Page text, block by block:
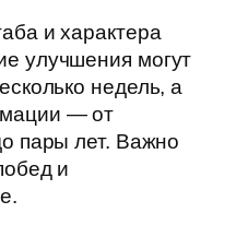
и характера
улучшения могут
недель, а
— от
пары лет. Важно
и